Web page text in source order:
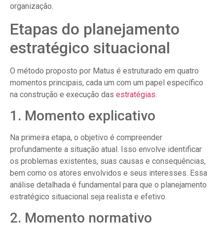
organização.
Etapas do planejamento
estratégico situacional
O método proposto por Matus é estruturado em quatro
momentos principais, cada um com um papel específico
na construção e execução das estratégias
1. Momento explicativo
Na primeira etapa, o objetivo é compreender
profundamente a situação atual. Isso envolve identificar
os problemas existentes, suas causas e consequências,
bem como os atores envolvidos e seus interesses. Essa
análise detalhada é fundamental para que o planejamento
estratégico situacional seja realista e efetivo.
2. Momento normativo